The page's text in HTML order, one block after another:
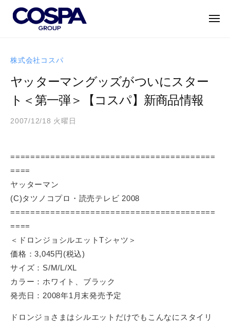
O
P
A
U
P
｜
コ
ス
パ
グ
ル
ー
プ
界
誇
れ
る
キ
ク
タ
ー
・
イ
ン
メ
ン
メ
株式会社コスパ
ヤッターマングッズがついにスター
ト＜第一弾＞【コスパ】新商品情報
2007/12/18 火曜日
d
n
=========================================
====
ヤッターマン
(C)タツノコプロ・読売テレビ 2008
=========================================
====
＜ドロンジョシルエットTシャツ＞
価格：3,045円(税込)
サイズ：S/M/L/XL
カラー：ホワイト、ブラック
発売日：2008年1月末発売予定
ドロンジョさまはシルエットだけでもこんなにスタイリ
O
S
G
O
U
｜
パ
グ
ル
ー
プ